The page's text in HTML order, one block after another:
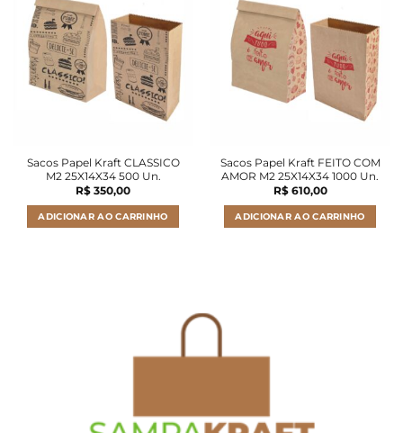
Sacos Papel Kraft CLASSICO
M2 25X14X34 500 Un.
R$ 350,00
ADICIONAR AO CARRINHO
Sacos Papel Kraft FEITO COM
AMOR M2 25X14X34 1000 Un.
R$610,00
ADICIONAR AO CARRINHO